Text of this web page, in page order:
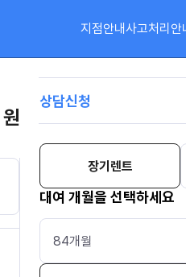
지점안내사고처리안
상담신청
장기렌트
대여 개월을 선택하세요
84개월